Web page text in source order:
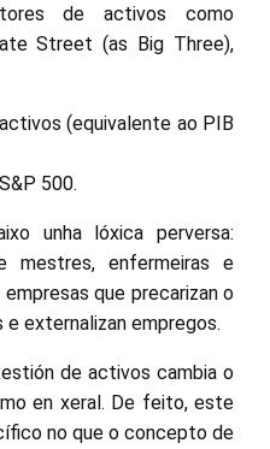
de activos como
Street (as Big Three),
(equivalente ao PIB
500.
unha lóxica perversa:
mestres, enfermeiras e
que precarizan o
externalizan empregos.
de activos cambia o
en xeral. De feito, este
no que o concepto de